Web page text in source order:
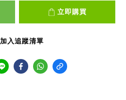
立即購買
加入追蹤清單